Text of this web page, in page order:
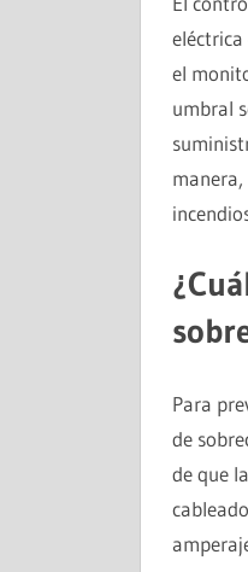
el
umbral
manera,
Para
de
de que